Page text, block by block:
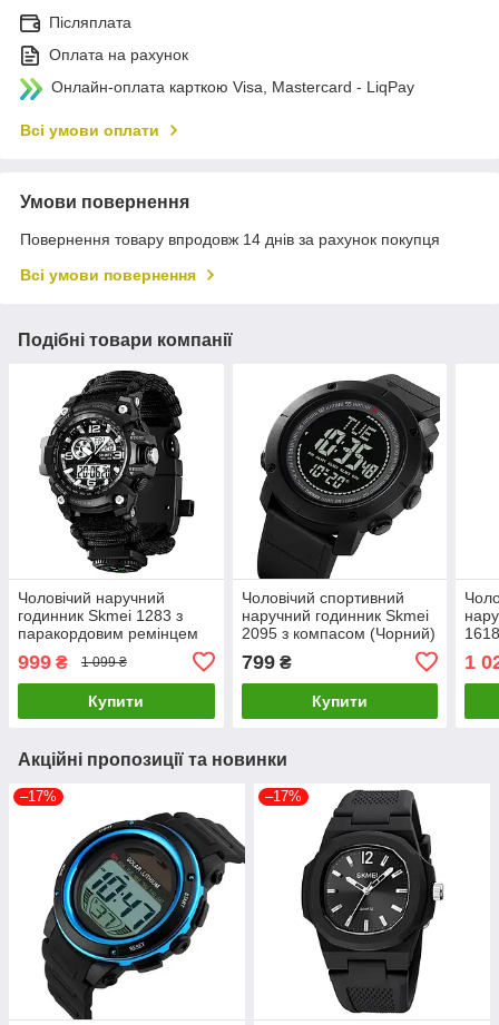
Післяплата
Оплата на рахунок
Онлайн-оплата карткою Visa, Mastercard - LiqPay
Всі умови оплати
Умови повернення
Повернення товару впродовж 14 днів за рахунок покупця
Всі умови повернення
Подібні товари компанії
Чоловічий наручний
годинник Skmei 1283 з
паракордовим ремінцем
999 ₴ 1 099 ₴
Купити
Чоловічий спортивний
наручний годинник Skmei
2095 з компасом (Чорний)
799₴
Купити
1
Акційні пропозиції та новинки
–17% –17%